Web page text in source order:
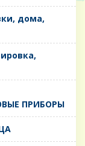
дома,
ПРИБОРЫ